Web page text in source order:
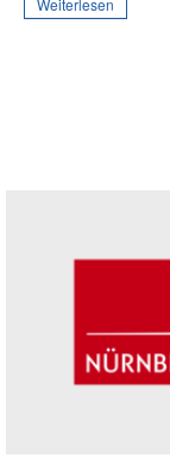
Weiterlesen